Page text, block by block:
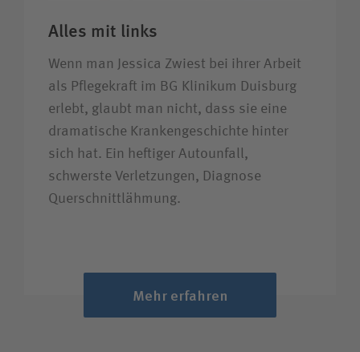
Alles mit links
Wenn man Jessica Zwiest bei ihrer Arbeit
als Pflegekraft im BG Klinikum Duisburg
erlebt, glaubt man nicht, dass sie eine
dramatische Krankengeschichte hinter
sich hat. Ein heftiger Autounfall,
schwerste Verletzungen, Diagnose
Querschnittlähmung.
Mehr erfahren